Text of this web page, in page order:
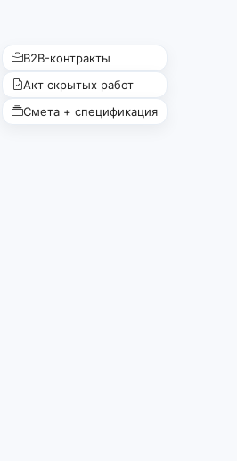
B2B-контракты
Акт скрытых работ
Смета + спецификация